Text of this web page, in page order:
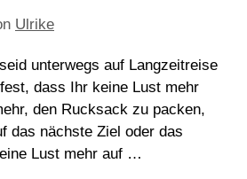
Ulrike
unterwegs auf Langzeitreise
dass Ihr keine Lust mehr
den Rucksack zu packen,
das nächste Ziel oder das
Lust mehr auf …